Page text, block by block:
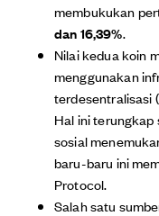
membukukan
dan 16,39%.
Nilai kedua koin
menggunakan
terdesentralisasi (
Hal ini
sosial
baru-baru ini
Protocol.
Salah satu